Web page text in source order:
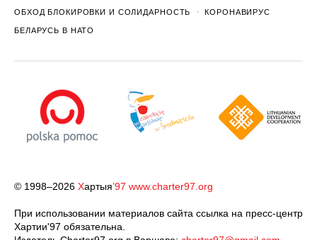
ОБХОД БЛОКИРОВКИ И СОЛИДАРНОСТЬ КОРОНАВИРУС
БЕЛАРУСЬ В НАТО
© 1998–2026 Хартыя’97 www.charter97.org
При использовании материалов сайта ссылка на пресс-центр
Хартии'97 обязательна.